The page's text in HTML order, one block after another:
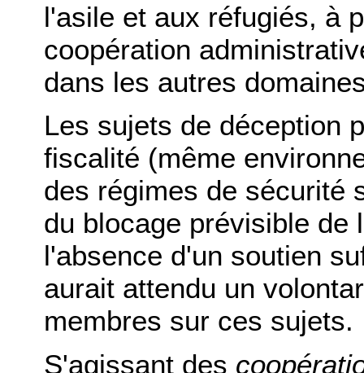
l'asile et aux réfugiés, à
coopération
dans les autres
Les sujets de déception
fiscalité (même
des régimes de sécurité
du blocage prévisible de
l'absence d'un soutien
aurait attendu un
membres sur ces sujets.
S'agissant des